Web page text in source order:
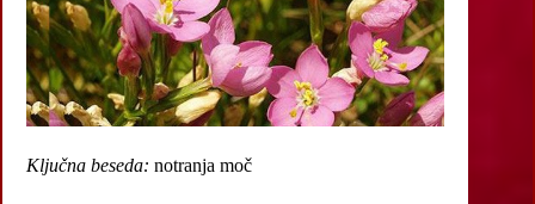
Ključna beseda: notranja moč